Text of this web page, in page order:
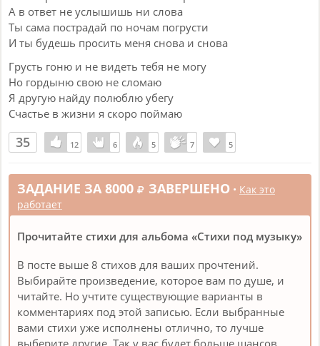
А в ответ не услышишь ни слова
Ты сама пострадай по ночам погрусти
И ты будешь просить меня снова и снова
Грусть гоню и не видеть тебя не могу
Но гордыню свою не сломаю
Я другую найду полюблю убегу
Счастье в жизни я скоро поймаю
35 12
12 6
6 5
5 7
7 5
5
ЗАДАНИЕ ЗА 8000 ЗАВЕРШЕНО • Как это
работает
Прочитайте стихи для альбома «Стихи под музыку»
В посте выше 8 стихов для ваших прочтений.
Выбирайте произведение, которое вам по душе, и
читайте. Но учтите существующие варианты в
комментариях под этой записью. Если выбранные
вами стихи уже исполнены отлично, то лучше